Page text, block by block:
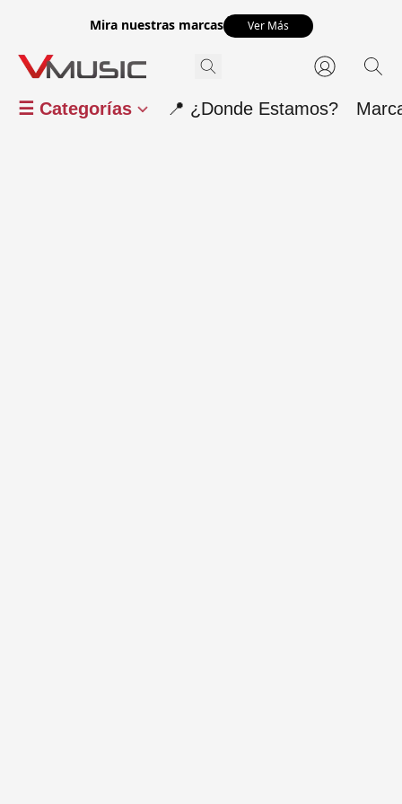
Mira nuestras marcas Ver Más
☰ Categorías 📍 ¿Donde Estamos?